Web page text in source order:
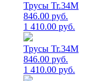
Трусы Tr.34M
846.00 руб.
1 410.00 руб.
Трусы Tr.34M
846.00 руб.
1 410.00 руб.